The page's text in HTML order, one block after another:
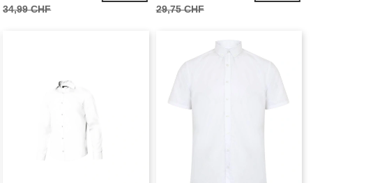
34,99 CHF 29,75 CHF